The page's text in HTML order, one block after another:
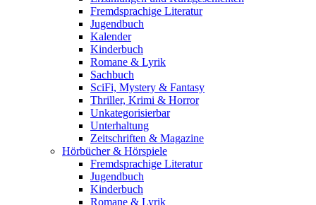
Fremdsprachige Literatur
Jugendbuch
Kalender
Kinderbuch
Romane & Lyrik
Sachbuch
SciFi, Mystery & Fantasy
Thriller, Krimi & Horror
Unkategorisierbar
Unterhaltung
Zeitschriften & Magazine
Hörbücher & Hörspiele
Fremdsprachige Literatur
Jugendbuch
Kinderbuch
Romane & Lyrik